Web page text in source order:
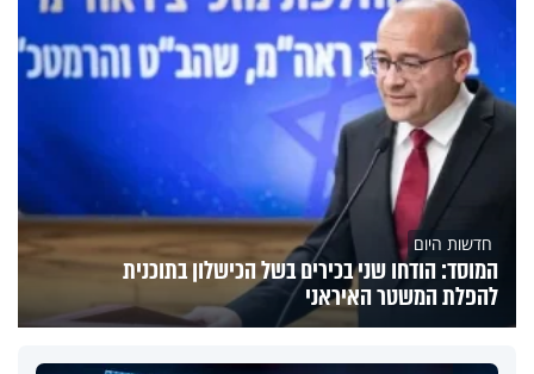
חדשות היום
המוסד: הודחו שני בכירים בשל הכישלון בתוכנית
להפלת המשטר האיראני